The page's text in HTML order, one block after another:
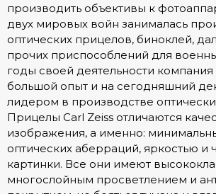
производить объективы к
двух мировых войн занималась
оптических прицелов, биноклей,
прочих приспособлений для
годы своей деятельности компания
большой опыт и на сегодняшний
лидером в производстве
Прицелы Carl Zeiss отличаются
изображения, а именно:
оптических аберраций, яркостью и
картинки. Все они имеют
многослойным просветлением и